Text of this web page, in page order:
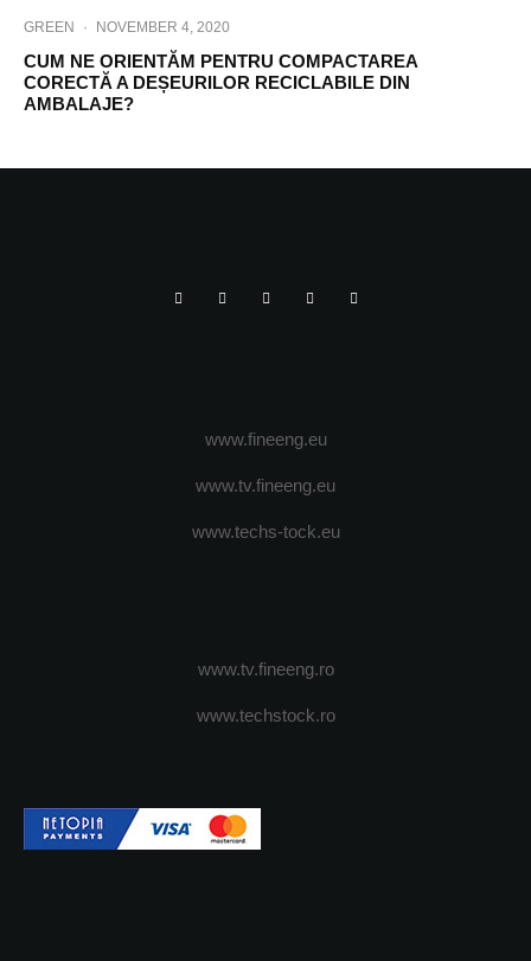
GREEN · NOVEMBER 4, 2020
CUM NE ORIENTĂM PENTRU COMPACTAREA
CORECTĂ A DEȘEURILOR RECICLABILE DIN
AMBALAJE?
www.fineeng.eu
www.tv.fineeng.eu
www.techs-tock.eu
www.tv.fineeng.ro
www.techstock.ro